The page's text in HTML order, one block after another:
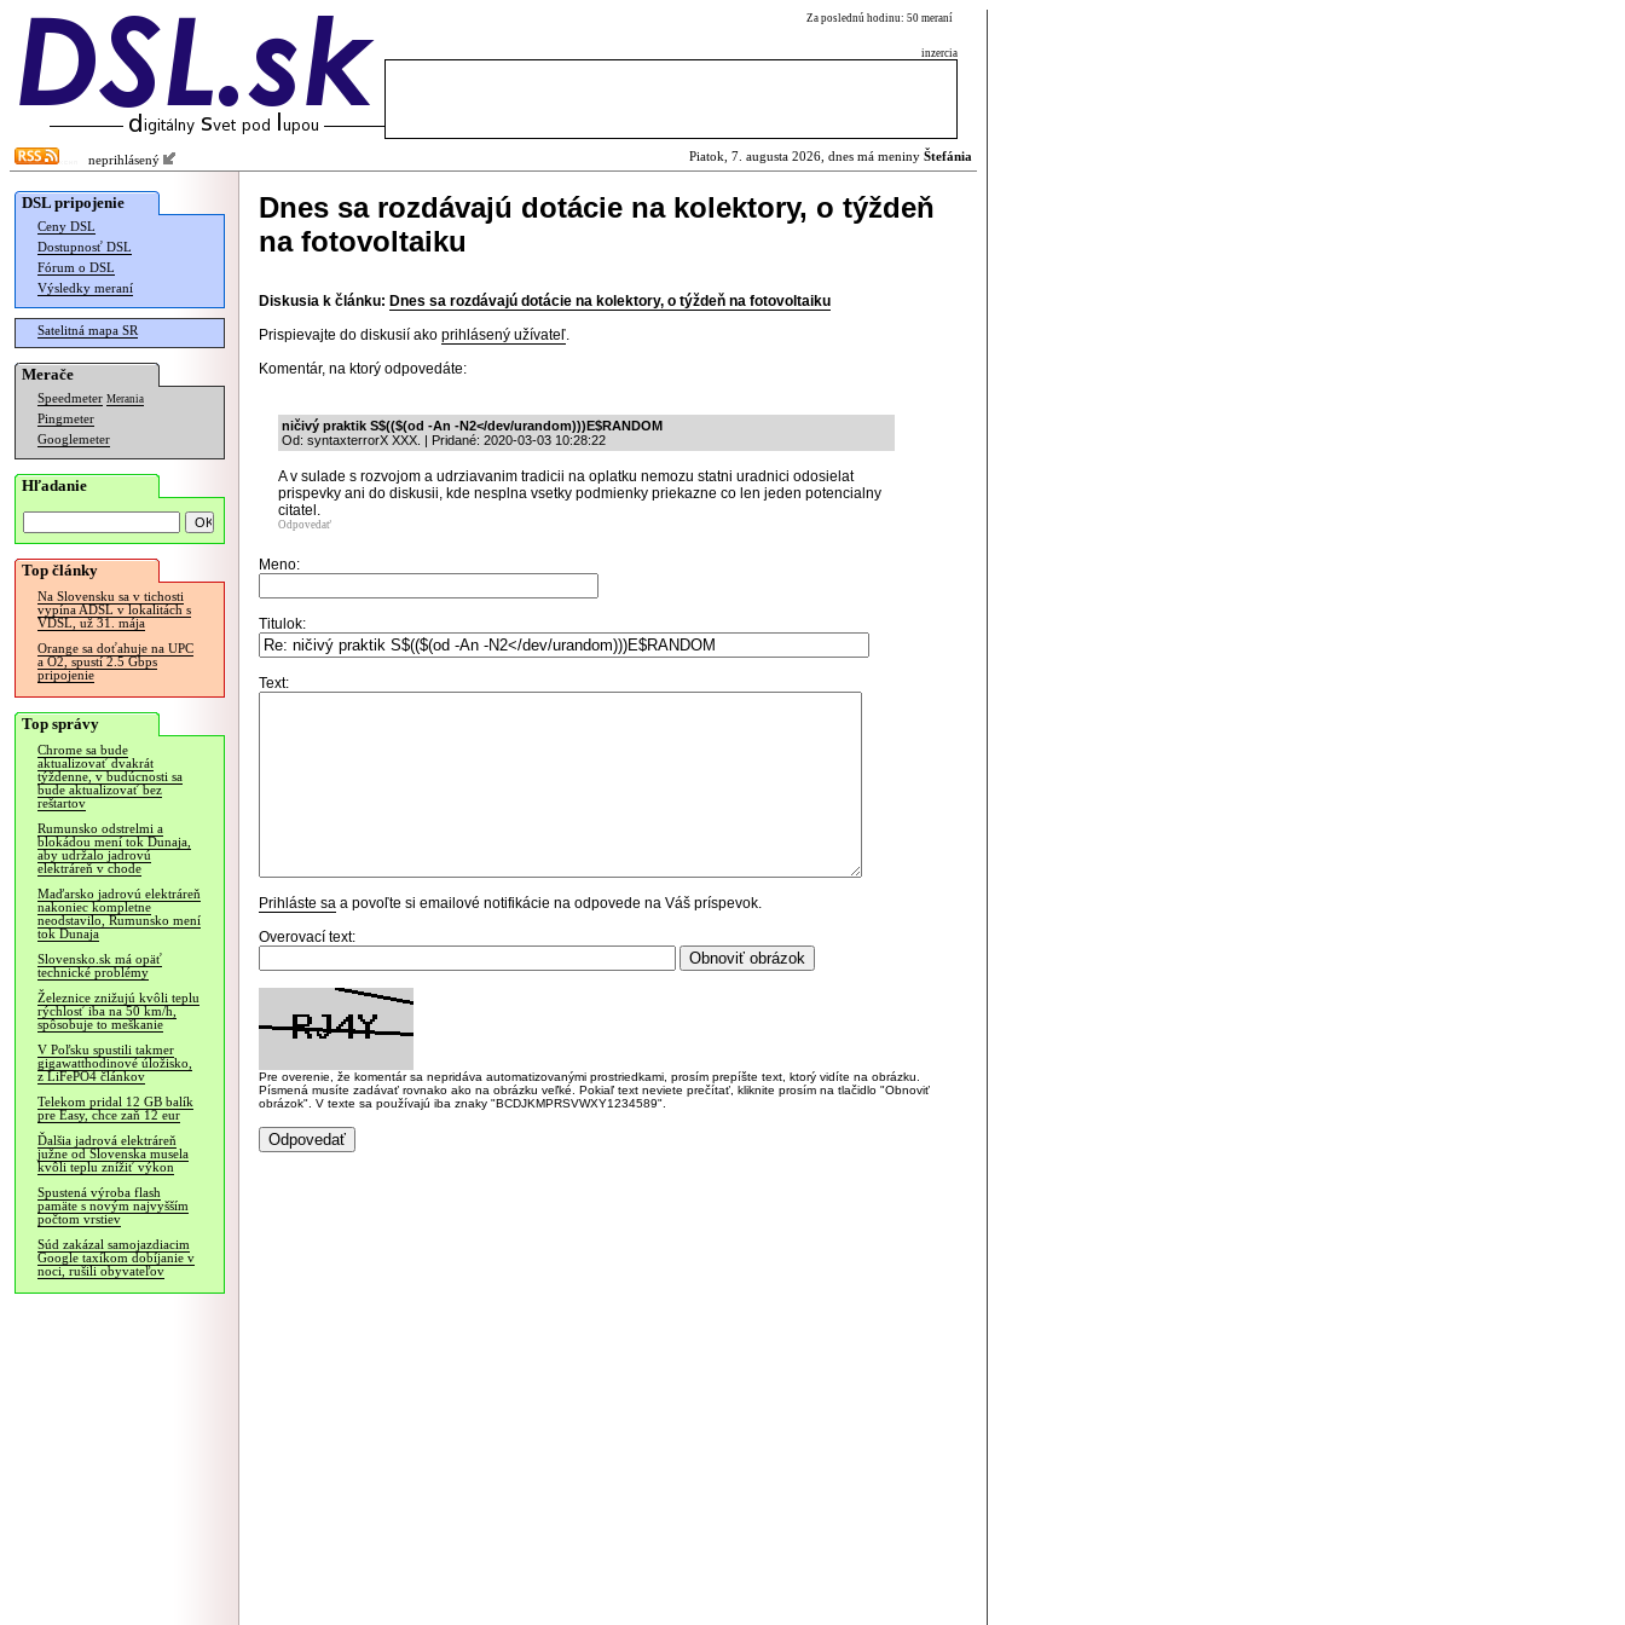
Za poslednú hodinu: 50 meraní
inzercia
neprihlásený Piatok, 7. augusta 2026, dnes má meniny Štefánia
DSL pripojenie
Ceny DSL
Dostupnosť DSL
Fórum o DSL
Výsledky meraní
Satelitná mapa SR
Merače
Speedmeter Merania
Pingmeter
Googlemeter
Hľadanie
Top články
Na Slovensku sa v tichosti
vypína ADSL v lokalitách s
VDSL, už 31. mája
Orange sa doťahuje na UPC
a O2, spustí 2.5 Gbps
pripojenie
Top správy
Chrome sa bude
aktualizovať dvakrát
týždenne, v budúcnosti sa
bude aktualizovať bez
reštartov
Rumunsko odstrelmi a
blokádou mení tok Dunaja,
aby udržalo jadrovú
elektráreň v chode
Maďarsko jadrovú elektráreň
nakoniec kompletne
neodstavilo, Rumunsko mení
tok Dunaja
Slovensko.sk má opäť
technické problémy
Železnice znižujú kvôli teplu
rýchlosť iba na 50 km/h,
spôsobuje to meškanie
V Poľsku spustili takmer
gigawatthodinové úložisko,
z LiFePO4 článkov
Telekom pridal 12 GB balík
pre Easy, chce zaň 12 eur
Ďalšia jadrová elektráreň
južne od Slovenska musela
kvôli teplu znížiť výkon
Spustená výroba flash
pamäte s novým najvyšším
počtom vrstiev
Súd zakázal samojazdiacim
Google taxíkom dobíjanie v
noci, rušili obyvateľov
Dnes sa rozdávajú dotácie na kolektory, o týždeň
na fotovoltaiku
Diskusia k článku: Dnes sa rozdávajú dotácie na kolektory, o týždeň na fotovoltaiku
Prispievajte do diskusií ako prihlásený užívateľ.
Komentár, na ktorý odpovedáte:
ničivý praktik S$(($(od -An -N2</dev/urandom)))E$RANDOM
Od: syntaxterrorX XXX. | Pridané: 2020-03-03 10:28:22
A v sulade s rozvojom a udrziavanim tradicii na oplatku nemozu statni uradnici odosielat
prispevky ani do diskusii, kde nesplna vsetky podmienky priekazne co len jeden potencialny
citatel.
Odpovedať
Meno:
Titulok:
Text:
Prihláste sa a povoľte si emailové notifikácie na odpovede na Váš príspevok.
Overovací text:
Pre overenie, že komentár sa nepridáva automatizovanými prostriedkami, prosím prepíšte text, ktorý vidíte na obrázku.
Písmená musíte zadávať rovnako ako na obrázku veľké. Pokiaľ text neviete prečítať, kliknite prosím na tlačidlo "Obnoviť
obrázok". V texte sa používajú iba znaky "BCDJKMPRSVWXY1234589".